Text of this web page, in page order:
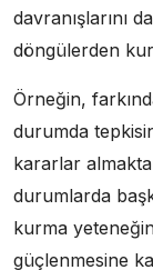
davranışlarını
döngülerden
Örneğin,
durumda
kararlar
durumlarda
kurma
güçlenmesine